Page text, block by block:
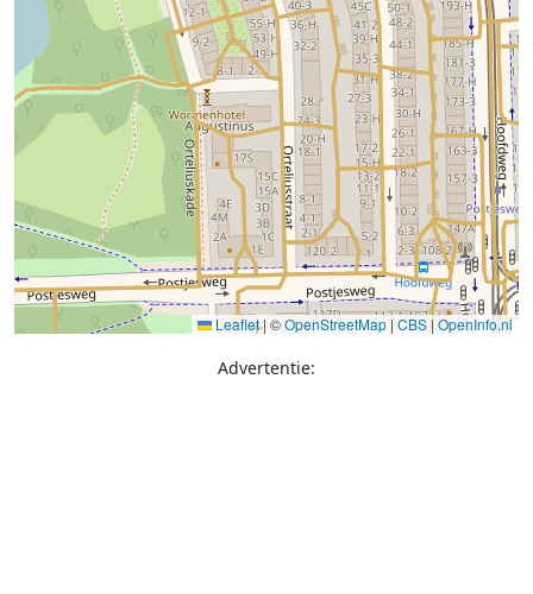
Leaflet | ©OpenStreetMap | CBS | OpenInfo.nl
Advertentie: